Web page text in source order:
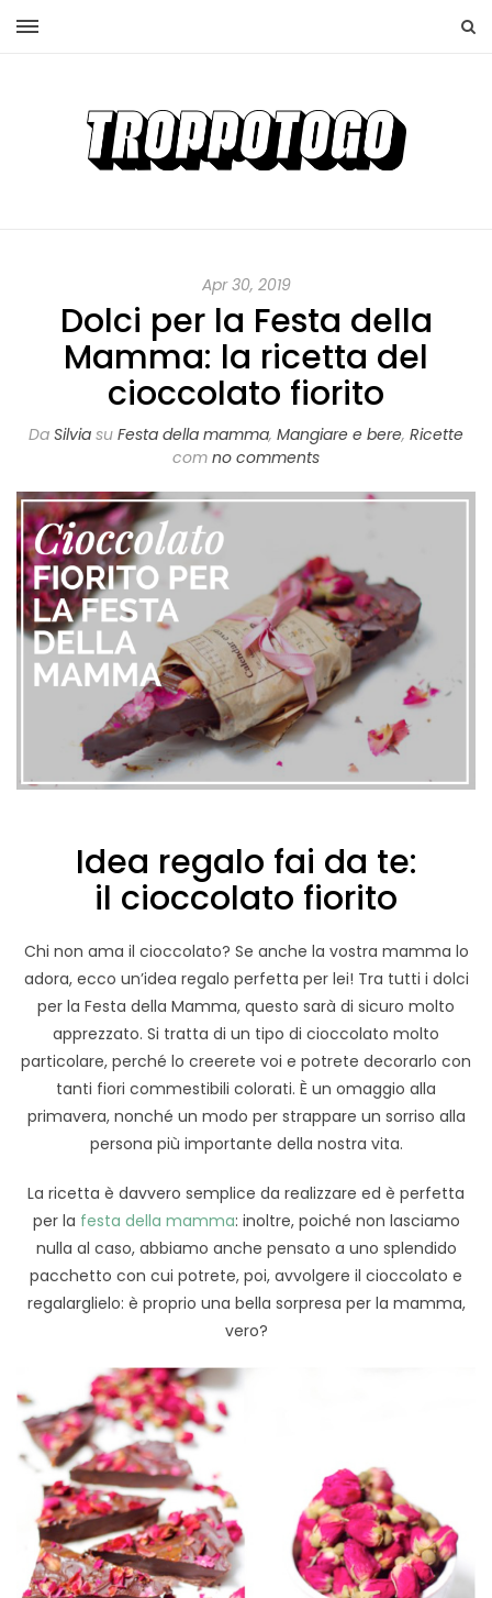
Apr 30, 2019
Dolci per la Festa della
Mamma: la ricetta del
cioccolato fiorito
Da Silvia su Festa della mamma, Mangiare e bere, Ricette
com no comments
Idea regalo fai da te:
il cioccolato fiorito
Chi non ama il cioccolato? Se anche la vostra mamma lo
adora, ecco un’idea regalo perfetta per lei! Tra tutti i dolci
per la Festa della Mamma, questo sarà di sicuro molto
apprezzato. Si tratta di un tipo di cioccolato molto
particolare, perché lo creerete voi e potrete decorarlo con
tanti fiori commestibili colorati. È un omaggio alla
primavera, nonché un modo per strappare un sorriso alla
persona più importante della nostra vita.
La ricetta è davvero semplice da realizzare ed è perfetta
per la festa della mamma: inoltre, poiché non lasciamo
nulla al caso, abbiamo anche pensato a uno splendido
pacchetto con cui potrete, poi, avvolgere il cioccolato e
regalarglielo: è proprio una bella sorpresa per la mamma,
vero?